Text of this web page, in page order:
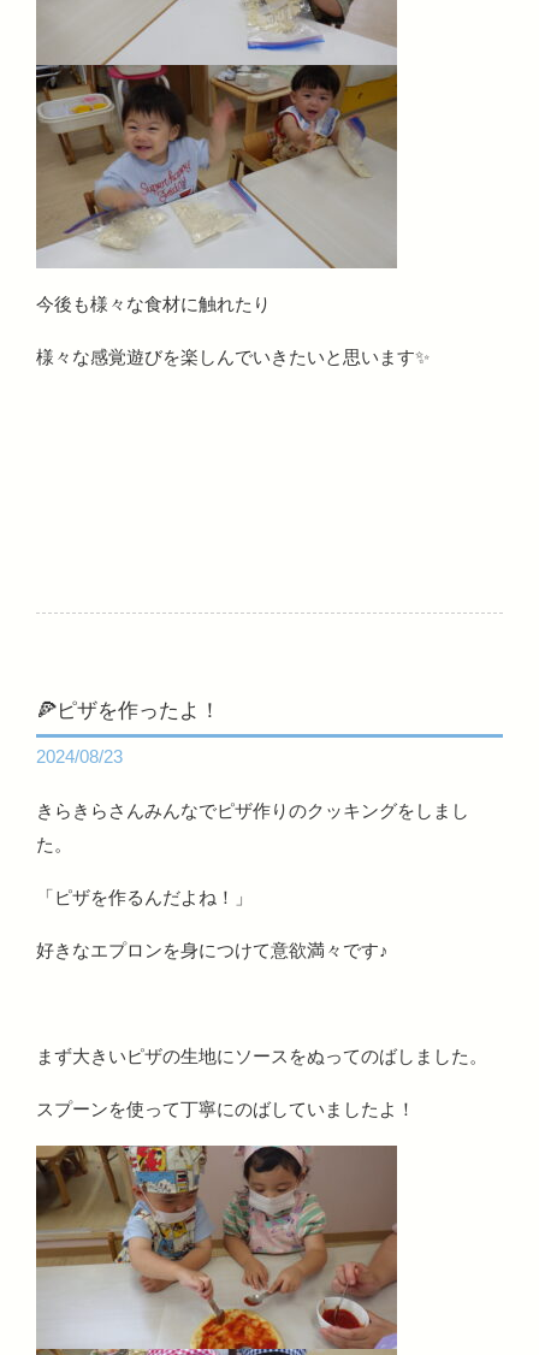
今後も様々な食材に触れたり
様々な感覚遊びを楽しんでいきたいと思います✨
🍕ピザを作ったよ！
2024/08/23
きらきらさんみんなでピザ作りのクッキングをしまし
た。
「ピザを作るんだよね！」
好きなエプロンを身につけて意欲満々です♪
まず大きいピザの生地にソースをぬってのばしました。
スプーンを使って丁寧にのばしていましたよ！